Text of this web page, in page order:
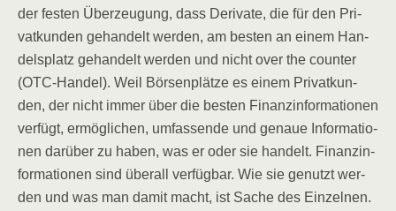
der fes­ten Über­zeu­gung, dass Deri­va­te, die für den Pri­
vat­kun­den gehan­delt wer­den, am bes­ten an einem Han­
dels­platz gehan­delt wer­den und nicht over the coun­ter
(OTC-Han­del). Weil Bör­sen­plät­ze es einem Pri­vat­kun­
den, der nicht immer über die bes­ten Finanz­in­for­ma­tio­nen
ver­fügt, ermög­li­chen, umfas­sen­de und genaue Infor­ma­tio­
nen dar­über zu haben, was er oder sie han­delt. Finanz­in­
for­ma­tio­nen sind über­all ver­füg­bar. Wie sie genutzt wer­
den und was man damit macht, ist Sache des Ein­zel­nen.